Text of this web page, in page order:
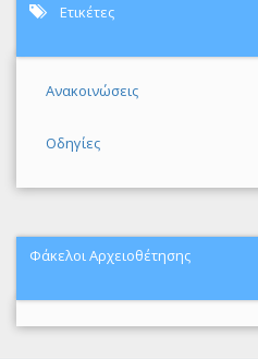
Ετικέτες
Ανακοινώσεις
Οδηγίες
Φάκελοι Αρχειοθέτησης